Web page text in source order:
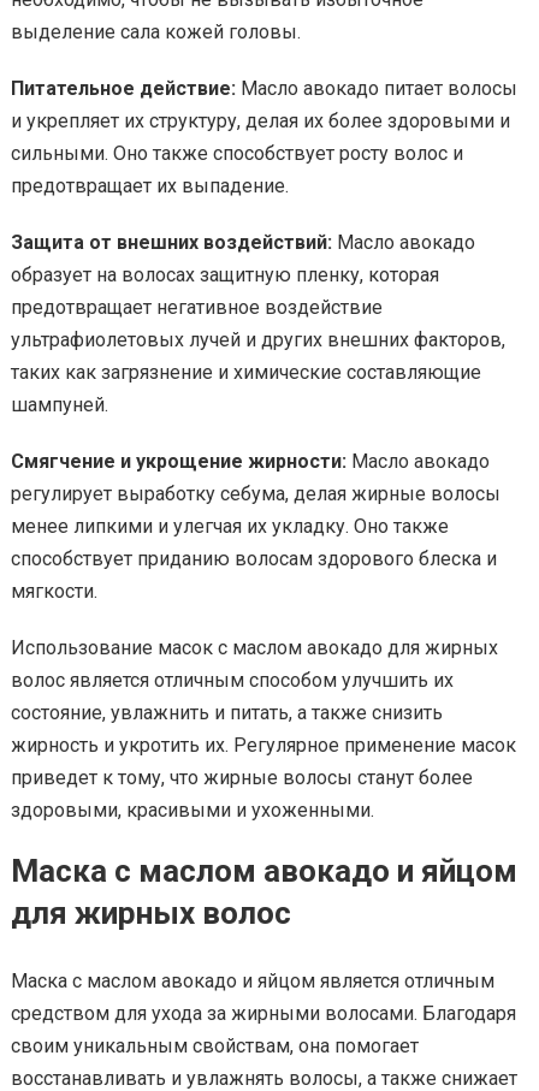
выделение сала кожей головы.
Питательное действие:Масло авокадо питает волосы
и укрепляет их структуру, делая их более здоровыми и
сильными. Оно также способствует росту волос и
предотвращает их выпадение.
Защита от внешних воздействий:Масло авокадо
образует на волосах защитную пленку, которая
предотвращает негативное воздействие
ультрафиолетовых лучей и других внешних факторов,
таких как загрязнение и химические составляющие
шампуней.
Смягчение и укрощение жирности:Масло авокадо
регулирует выработку себума, делая жирные волосы
менее липкими и улегчая их укладку. Оно также
способствует приданию волосам здорового блеска и
мягкости.
Использование масок с маслом авокадо для жирных
волос является отличным способом улучшить их
состояние, увлажнить и питать, а также снизить
жирность и укротить их. Регулярное применение масок
приведет к тому, что жирные волосы станут более
здоровыми, красивыми и ухоженными.
Маска с маслом авокадо и яйцом
для жирных волос
Маска с маслом авокадо и яйцом является отличным
средством для ухода за жирными волосами. Благодаря
своим уникальным свойствам, она помогает
восстанавливать и увлажнять волосы, а также снижает